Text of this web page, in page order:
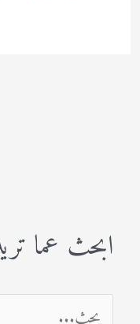
ابحث عما